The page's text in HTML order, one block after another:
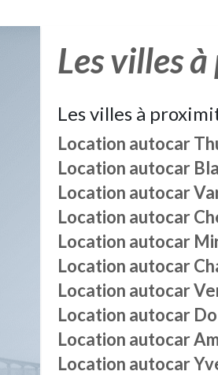
Les villes
Les villes à
Location autocar
Location autocar
Location autocar
Location autocar
Location autocar
Location autocar
Location autocar
Location autocar
Location autocar
Location autocar